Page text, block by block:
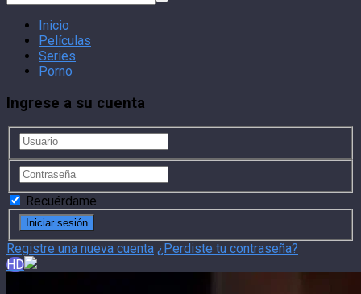
Inicio
Películas
Series
Porno
Ingrese a su cuenta
Recuérdame
Registre una nueva cuenta ¿Perdiste tu contraseña?
HD